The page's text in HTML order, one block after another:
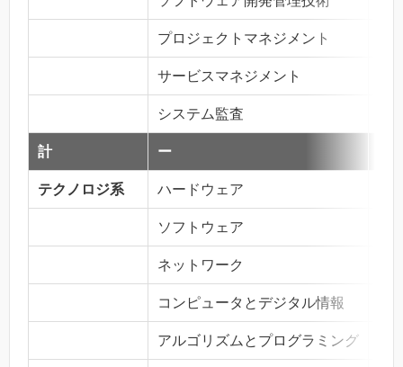
プロジェクトマネジメント
サービスマネジメント
システム監査
計 ー
テクノロジ系 ハードウェア
ソフトウェア
ネットワーク
コンピュータとデジタル情報
アルゴリズムとプログラミング